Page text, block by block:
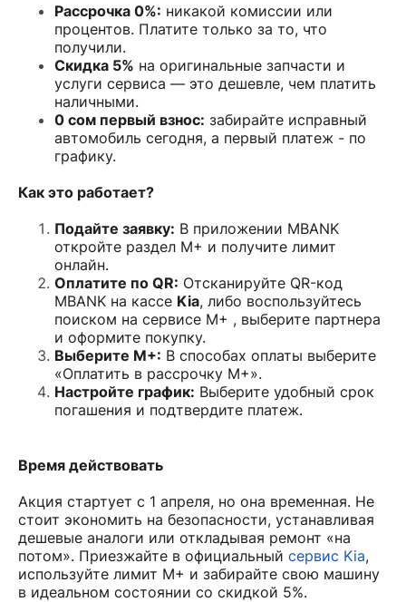
Рассрочка 0%: никакой комиссии или
процентов. Платите только за то, что
получили.
Скидка 5% на оригинальные запчасти и
услуги сервиса — это дешевле, чем платить
наличными.
0 сом первый взнос: забирайте исправный
автомобиль сегодня, а первый платеж - по
графику.
Как это работает?
Подайте заявку: В приложении MBANK
откройте раздел M+ и получите лимит
онлайн.
Оплатите по QR: Отсканируйте QR-код
MBANK на кассе Kia, либо воспользуйтесь
поиском на сервисе М+ , выберите партнера
и оформите покупку.
Выберите M+: В способах оплаты выберите
«Оплатить в рассрочку M+».
Настройте график: Выберите удобный срок
погашения и подтвердите платеж.
Время действовать
Акция стартует с 1 апреля, но она временная. Не
стоит экономить на безопасности, устанавливая
дешевые аналоги или откладывая ремонт «на
потом». Приезжайте в официальный сервис Kia,
используйте лимит M+ и забирайте свою машину
в идеальном состоянии со скидкой 5%.